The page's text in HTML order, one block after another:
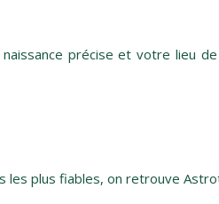
précise et votre lieu de
les plus fiables, on retrouve